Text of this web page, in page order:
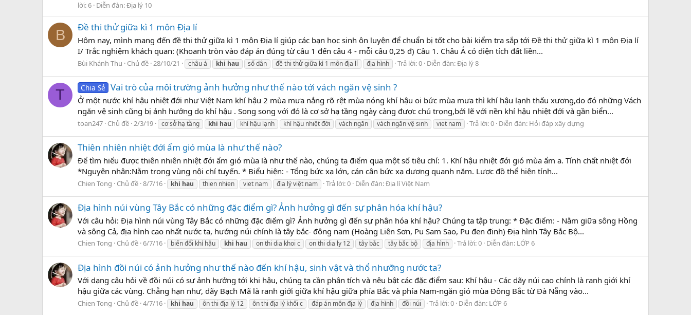
lời: 6 Diễn đàn:Địa lý 10
B Đề thi thử giữa kì 1 môn Địa lí
Hôm nay, mình mang đến đề thi thử giữa kì 1 môn Địa lí giúp các bạn học sinh ôn luyện để chuẩn bị tốt cho bài kiểm tra sắp tới Đề thi thử giữa kì 1 môn Địa lí
I/ Trắc nghiệm khách quan: (Khoanh tròn vào đáp án đúng từ câu 1 đến câu 4 - mỗi câu 0,25 đ) Câu 1. Châu Á có diện tích đất liền...
Bùi Khánh Thu Chủ đề 28/10/21 châu á khi hau số dân đề thi thử giữa kì 1 môn địa lí địa hình Trả lời: 0 Diễn đàn:Địa lý 8
T Chia Sẻ Vai trò của môi trường ảnh hưởng như thế nào tới vách ngăn vệ sinh ?
Ở một nước khí hậu nhiệt đới như Việt Nam khí hậu 2 mùa mưa nắng rõ rệt mùa nóng khí hậu oi bức mùa mưa thì khí hậu lạnh thấu xương,do đó những Vách
ngăn vệ sinh cũng bị ảnh hưởng do khí hậu . Song song với đó là cơ sở hạ tầng ngày càng được chú trọng,bởi lẽ với nền khí hậu nhiệt đới và gần biển...
toan247 Chủ đề 2/3/19 cơ sở hạ tầng khi hau khí hậu lạnh khí hậu nhiệt đới vách ngăn vách ngăn vệ sinh viet nam Trả lời: 0 Diễn đàn: Hỏi đáp xây dựng
Thiên nhiên nhiệt đới ẩm gió mùa là như thế nào?
Để tìm hiểu được thiên nhiên nhiệt đới ẩm gió mùa là như thế nào, chúng ta điểm qua một số tiêu chí: 1. Khí hậu nhiệt đới gió mùa ẩm a. Tính chất nhiệt đới
*Nguyên nhân:Nằm trong vùng nội chí tuyến. * Biểu hiện: - Tổng bức xạ lớn, cán cân bức xạ dương quanh năm. Lược đồ thể hiện tính...
Chien Tong Chủ đề 8/7/16 khi hau thien nhien viet nam địa lý việt nam Trả lời: 0 Diễn đàn:Địa lí Việt Nam
Địa hình núi vùng Tây Bắc có những đặc điểm gì? Ảnh hưởng gì đến sự phân hóa khí hậu?
Với câu hỏi: Địa hình núi vùng Tây Bắc có những đặc điểm gì? Ảnh hưởng gì đến sự phân hóa khí hậu? Chúng ta tập trung: * Đặc điểm: - Nằm giữa sông Hồng
và sông Cả, địa hình cao nhất nước ta, hướng núi chính là tây bắc- đông nam (Hoàng Liên Sơn, Pu Sam Sao, Pu đen đinh) Địa hình Tây Bắc Bộ...
Chien Tong Chủ đề 6/7/16 biến đổi khí hậu khi hau on thi dia khoi c on thi dia ly 12 tây bắc tây bắc bộ địa hình Trả lời: 0 Diễn đàn: LỚP 6
Địa hình đồi núi có ảnh hưởng như thế nào đến khí hậu, sinh vật và thổ nhưỡng nước ta?
Với dạng câu hỏi về đồi núi có sự ảnh hưởng tới khi hậu, chúng ta cần phân tích và nêu bật các đặc điểm sau: Khí hậu - Các dãy núi cao chính là ranh giới khí
hậu giữa các vùng. Chẳng hạn như, dãy Bạch Mã là ranh giới giữa khí hậu giữa phía Bắc và phía Nam-ngăn gió mùa Đông Bắc từ Đà Nẵng vào...
Chien Tong Chủ đề 4/7/16 khi hau ôn thi địa lý 12 ôn thi địa lý khối c đáp án môn địa lý địa hình đồi núi Trả lời: 0 Diễn đàn: LỚP 6